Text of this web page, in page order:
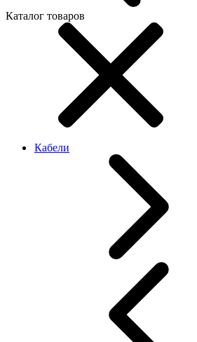
Каталог товаров
Кабели